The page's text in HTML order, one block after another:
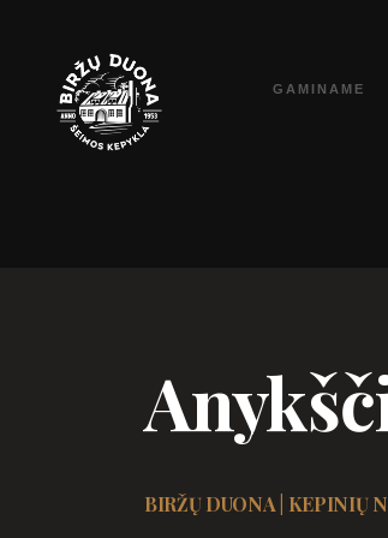
turinio
GAMINAME
BIRŽŲ DUONA | KEPINIŲ